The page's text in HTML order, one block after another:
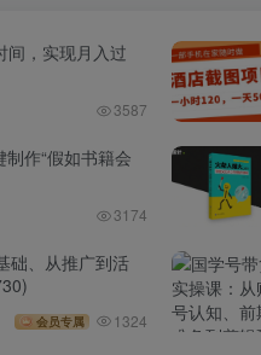
间，实现月入过
3587
作“假如书籍会
3174
础、从推广到活
会员专属 1324